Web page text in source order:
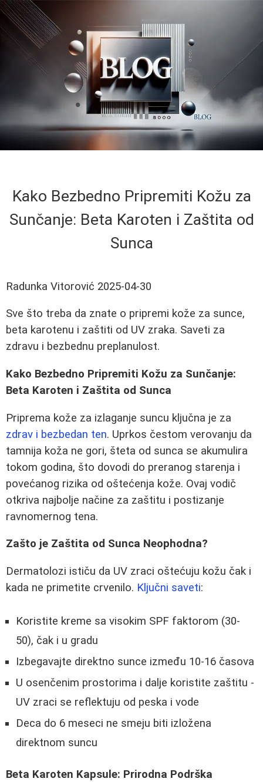
Kako Bezbedno Pripremiti Kožu za
Sunčanje: Beta Karoten i Zaštita od
Sunca
Radunka Vitorović 2025-04-30
Sve što treba da znate o pripremi kože za sunce,
beta karotenu i zaštiti od UV zraka. Saveti za
zdravu i bezbednu preplanulost.
Kako Bezbedno Pripremiti Kožu za Sunčanje:
Beta Karoten i Zaštita od Sunca
Priprema kože za izlaganje suncu ključna je za
zdrav i bezbedan ten. Uprkos čestom verovanju da
tamnija koža ne gori, šteta od sunca se akumulira
tokom godina, što dovodi do preranog starenja i
povećanog rizika od oštećenja kože. Ovaj vodič
otkriva najbolje načine za zaštitu i postizanje
ravnomernog tena.
Zašto je Zaštita od Sunca Neophodna?
Dermatolozi ističu da UV zraci oštećuju kožu čak i
kada ne primetite crvenilo. Ključni saveti:
Koristite kreme sa visokim SPF faktorom (30-
50), čak i u gradu
Izbegavajte direktno sunce između 10-16 časova
U osenčenim prostorima i dalje koristite zaštitu -
UV zraci se reflektuju od peska i vode
Deca do 6 meseci ne smeju biti izložena
direktnom suncu
Beta Karoten Kapsule: Prirodna Podrška